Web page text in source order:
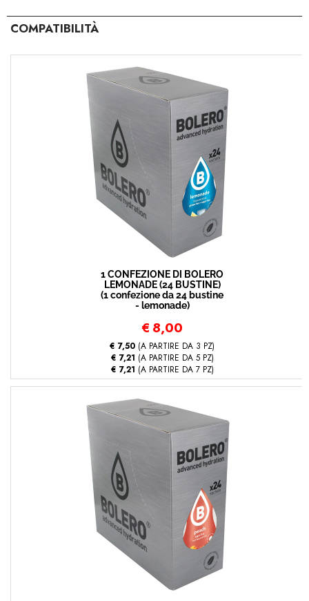
COMPATIBILITÀ
1 CONFEZIONE DI BOLERO
LEMONADE (24 BUSTINE)
(1 confezione da 24 bustine
- lemonade)
€ 8,00
€ 7,50 (A PARTIRE DA 3 PZ)
€ 7,21 (A PARTIRE DA 5 PZ)
€ 7,21 (A PARTIRE DA 7 PZ)